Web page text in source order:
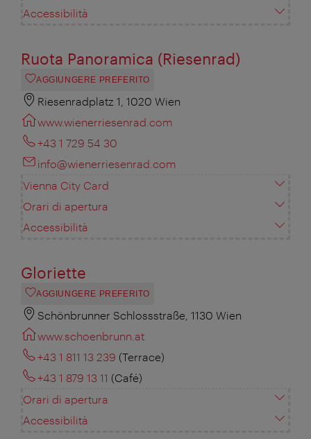
Accessibilità
Ruota Panoramica (Riesenrad)
AGGIUNGERE PREFERITO
Riesenradplatz 1, 1020 Wien
www.wienerriesenrad.com
+43 1 729 54 30
info@wienerriesenrad.com
Vienna City Card
Orari di apertura
Accessibilità
Gloriette
AGGIUNGERE PREFERITO
Schönbrunner Schlossstraße, 1130 Wien
www.schoenbrunn.at
+43 1 811 13 239 (Terrace)
+43 1 879 13 11 (Café)
Orari di apertura
Accessibilità